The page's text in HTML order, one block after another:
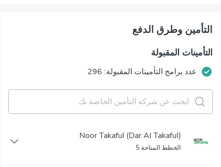
التأمين وطرق الدفع
التأمينات المقبولة
عدد برامج التأمينات المقبولة: 296
Noor Takaful (Dar Al Takaful)
الخطط المتاحة 5